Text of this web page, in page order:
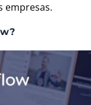
empresas.